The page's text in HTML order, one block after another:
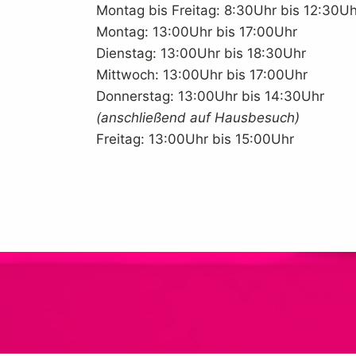
Montag bis Freitag: 8:30Uhr bis
Montag: 13:00Uhr bis 17:00Uhr
Dienstag: 13:00Uhr bis 18:30Uhr
Mittwoch: 13:00Uhr bis 17:00Uhr
Donnerstag: 13:00Uhr bis 14:30Uhr
(anschließend auf Hausbesuch)
Freitag: 13:00Uhr bis 15:00Uhr